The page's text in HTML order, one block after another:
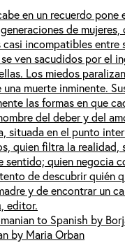
en un recuerdo pone
de mujeres,
casi incompatibles entre
ven sacudidos por el
Los miedos
muerte inminente.
las formas en que
del deber y del
situada en el punto
quien filtra la realidad,
sentido; quien negocia
de descubrir quién
y de encontrar un
editor.
to Spanish by
by Maria Orban